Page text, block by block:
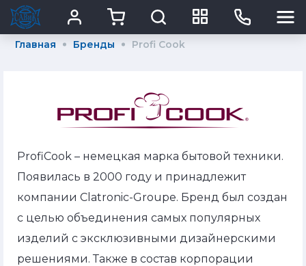
Главная Бренды Profi Cook
ProfiCook – немецкая марка бытовой техники.
Появилась в 2000 году и принадлежит
компании Clatronic-Groupe. Бренд был создан
с целью объединения самых популярных
изделий с эксклюзивными дизайнерскими
решениями. Также в состав корпорации